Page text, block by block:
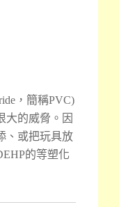
，簡稱PVC)
大的威脅。因
、或把玩具放
的等塑化